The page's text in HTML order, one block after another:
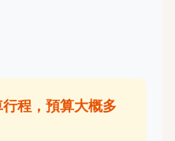
程，預算大概多